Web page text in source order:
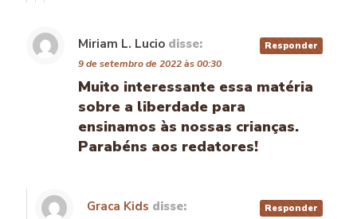
Miriam L. Lucio disse:
9 de setembro de 2022 às 00:30
Muito interessante essa matéria
sobre a liberdade para
ensinamos às nossas crianças.
Parabéns aos redatores!
Responder
Graca Kids disse: Responder